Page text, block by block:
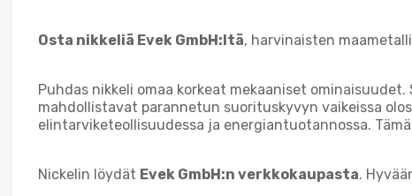
Osta nikkeliä Evek GmbH:ltä, harvinaisten
Puhdas nikkeli omaa korkeat mekaaniset
mahdollistavat parannetun suorituskyvyn vaikeissa
elintarviketeollisuudessa ja energiantuotannossa.
Nickelin löydät Evek GmbH:n verkkokaupasta.